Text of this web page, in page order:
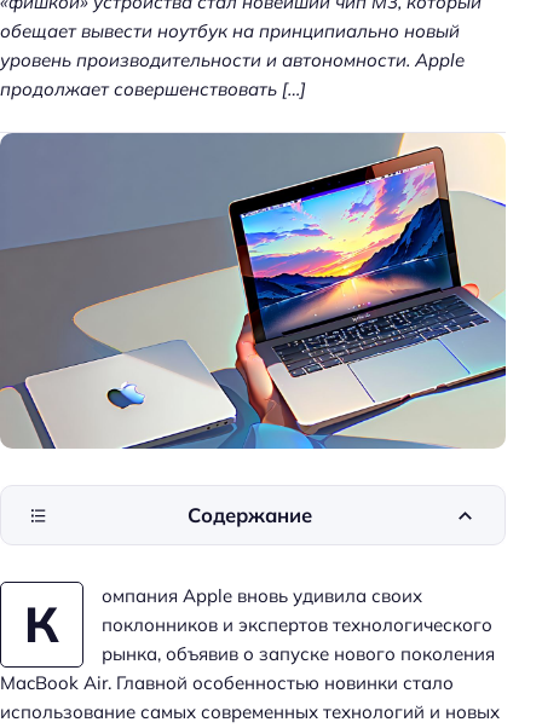
обещает вывести ноутбук на принципиально новый
уровень производительности и автономности. Apple
продолжает совершенствовать […]
К
омпания Apple вновь удивила своих
поклонников и экспертов технологического
рынка, объявив о запуске нового поколения
MacBook Air. Главной особенностью новинки стало
использование самых современных технологий и новых
Содержание